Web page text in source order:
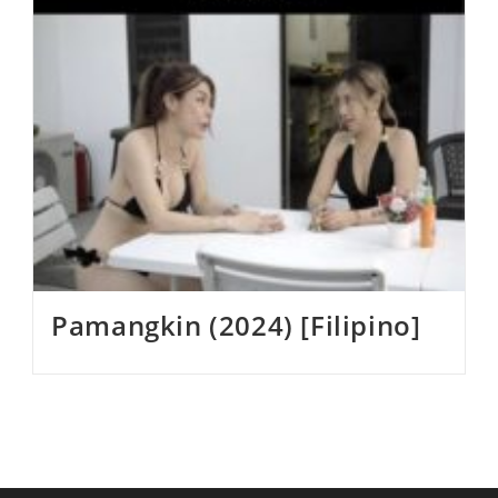
Pamangkin (2024) [Filipino]